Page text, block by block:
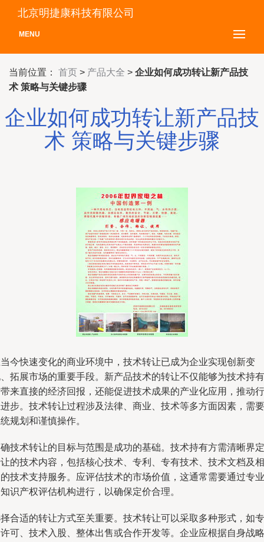
北京明捷康科技有限公司
MENU
当前位置： 首页 > 产品大全 > 企业如何成功转让新产品技
术 策略与关键步骤
企业如何成功转让新产品技
术 策略与关键步骤
今快速变化的商业环境中，技术转让已成为企业实现创新变
拓展市场的重要手段。新产品技术的转让不仅能够为技术持有
来直接的经济回报，还能促进技术成果的产业化应用，推动行
步。技术转让过程涉及法律、商业、技术等多方面因素，需要
规划和谨慎操作。
技术转让的目标与范围是成功的基础。技术持有方需清晰界定
的技术内容，包括核心技术、专利、专有技术、技术文档及相
技术支持服务。应评估技术的市场价值，这通常需要通过专业
识产权评估机构进行，以确保定价合理。
合适的转让方式至关重要。技术转让可以采取多种形式，如专
可、技术入股、整体出售或合作开发等。企业应根据自身战略